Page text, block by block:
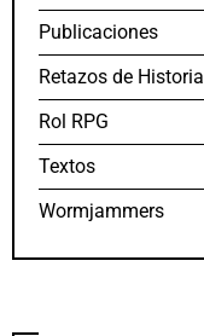
Publicaciones
Retazos de Historia
Rol RPG
Textos
Wormjammers